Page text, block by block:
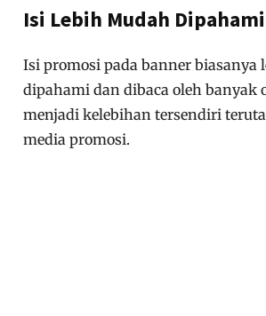
Isi Lebih Mudah Dipahami
Isi promosi pada banner biasanya
dipahami dan dibaca oleh banyak
menjadi kelebihan tersendiri
media promosi.